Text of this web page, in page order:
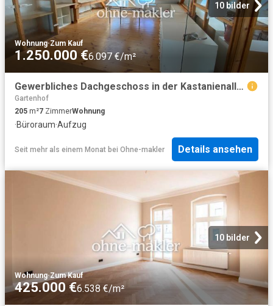
10 bilder
Wohnung·Zum Kauf
1.250.000 €6.097 €/m²
Gewerbliches Dachgeschoss in der Kastanienallee, für Office, Atelier und Wohnen. Provisionsfrei!
Gartenhof
205 m²7 ZimmerWohnung
·Büroraum·Aufzug
Seit mehr als einem Monat bei Ohne-makler Details ansehen
10 bilder
Wohnung·Zum Kauf
425.000 €6.538 €/m²